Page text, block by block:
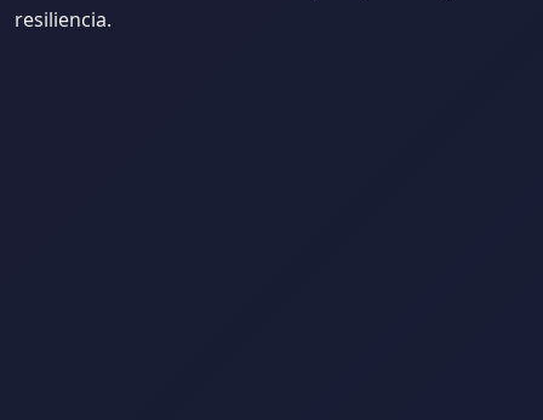
resiliencia.